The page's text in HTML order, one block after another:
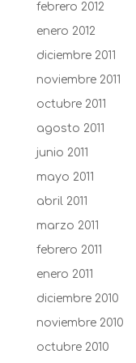
febrero 2012
enero 2012
diciembre 2011
noviembre 2011
octubre 2011
agosto 2011
junio 2011
mayo 2011
abril 2011
marzo 2011
febrero 2011
enero 2011
diciembre 2010
noviembre 2010
octubre 2010